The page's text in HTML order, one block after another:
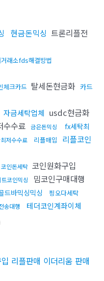
현금돈믹싱 트론리플전
래소fds해결방법
체크카드 탈세돈현금화 카드
자금세탁업체 usdc현금화
수수료 금은돈믹싱
fx세탁최
저수수료 리플매입
리플코인
코인돈세탁 코인원화구입
트코인믹싱 밈코인구매대행
드바믹싱믹싱
핑오다세탁
송대행 테더코인계좌이체
리플판매 이더리움 판매